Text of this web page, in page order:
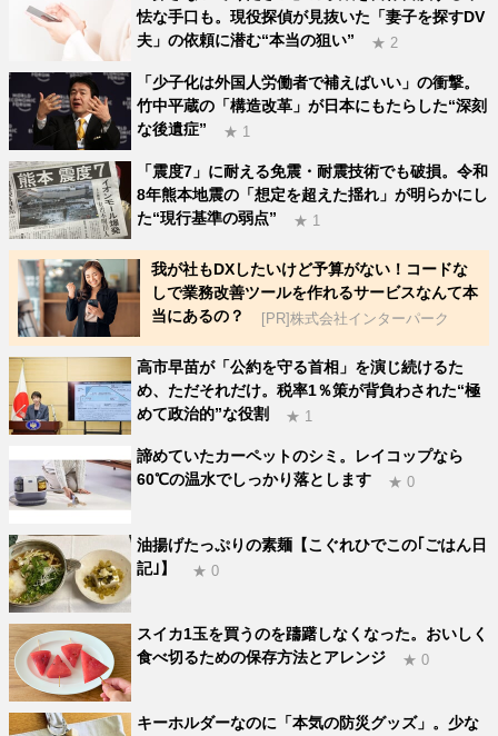
怯な手口も。現役探偵が見抜いた「妻子を探すDV
夫」の依頼に潜む“本当の狙い”
★ 2
「少子化は外国人労働者で補えばいい」の衝撃。
竹中平蔵の「構造改革」が日本にもたらした“深刻
な後遺症”
★ 1
「震度7」に耐える免震・耐震技術でも破損。令和
8年熊本地震の「想定を超えた揺れ」が明らかにし
た“現行基準の弱点”
★ 1
我が社もDXしたいけど予算がない！コードな
しで業務改善ツールを作れるサービスなんて本
当にあるの？
[PR]株式会社インターパーク
高市早苗が「公約を守る首相」を演じ続けるた
め、ただそれだけ。税率1％策が背負わされた“極
めて政治的”な役割
★ 1
諦めていたカーペットのシミ。レイコップなら
60℃の温水でしっかり落とします
★ 0
油揚げたっぷりの素麺【こぐれひでこの｢ごはん日
記｣】
★ 0
スイカ1玉を買うのを躊躇しなくなった。おいしく
食べ切るための保存方法とアレンジ
★ 0
キーホルダーなのに「本気の防災グッズ」。少な